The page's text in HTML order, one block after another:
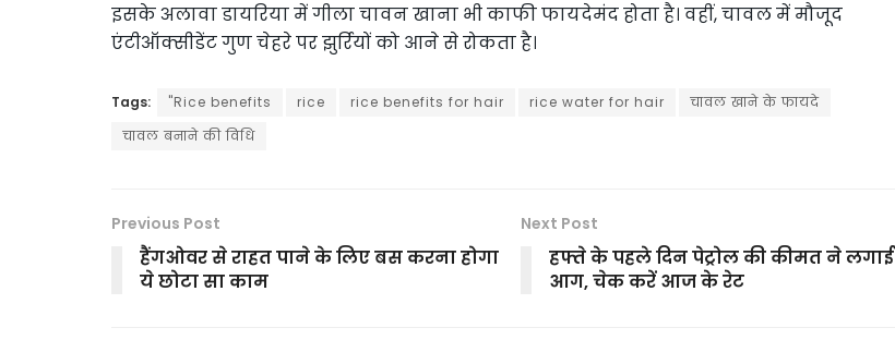
इसके अलावा डायरिया में गीला चावन खाना भी काफी फायदेमंद होता है। वहीं, चावल में मौजूद
एंटीऑक्सीडेंट गुण चेहरे पर झुर्रियों को आने से रोकता है।
Tags: "Rice benefits rice rice benefits for hair rice water for hair
चावल खाने के फायदे
चावल बनाने की विधि
Previous Post
हैंगओवर से राहत पाने के लिए बस करना होगा
ये छोटा सा काम
Next Post
हफ्ते के पहले दिन पेट्रोल की कीमत ने लगाई
आग, चेक करें आज के रेट